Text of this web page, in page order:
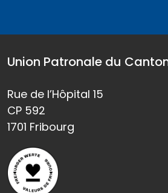
Union Patronale du
Rue de l’Hôpital 15
CP 592
1701 Fribourg